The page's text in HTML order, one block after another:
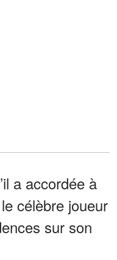
a accordée à
célèbre joueur
sur son